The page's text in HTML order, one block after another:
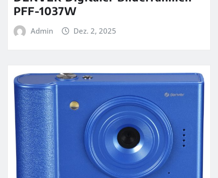
PFF-1037W
Admin Dez. 2, 2025